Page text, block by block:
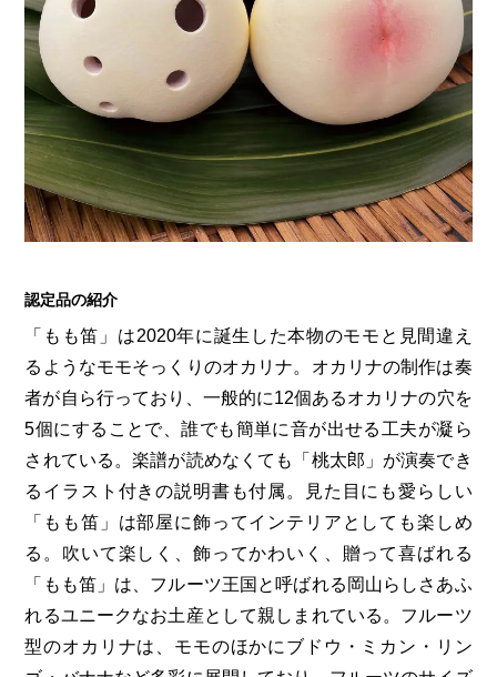
認定品の紹介
「もも笛」は2020年に誕生した本物のモモと見間違え
るようなモモそっくりのオカリナ。オカリナの制作は奏
者が自ら行っており、一般的に12個あるオカリナの穴を
5個にすることで、誰でも簡単に音が出せる工夫が凝ら
されている。楽譜が読めなくても「桃太郎」が演奏でき
るイラスト付きの説明書も付属。見た目にも愛らしい
「もも笛」は部屋に飾ってインテリアとしても楽しめ
る。吹いて楽しく、飾ってかわいく、贈って喜ばれる
「もも笛」は、フルーツ王国と呼ばれる岡山らしさあふ
れるユニークなお土産として親しまれている。フルーツ
型のオカリナは、モモのほかにブドウ・ミカン・リン